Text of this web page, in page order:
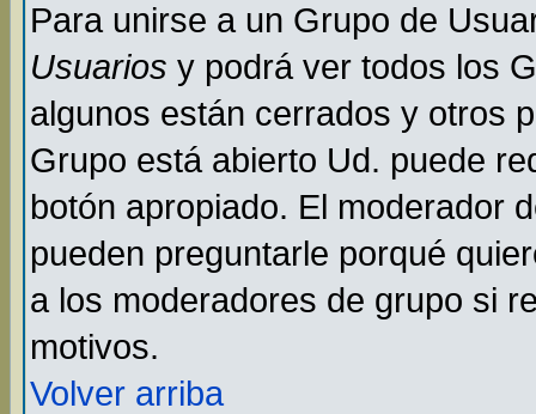
Para unirse a un Grupo de
Usuarios y podrá ver todos los
algunos están cerrados y otros
Grupo está abierto Ud. puede
botón apropiado. El moderador
pueden preguntarle porqué
a los moderadores de grupo si
motivos.
Volver arriba